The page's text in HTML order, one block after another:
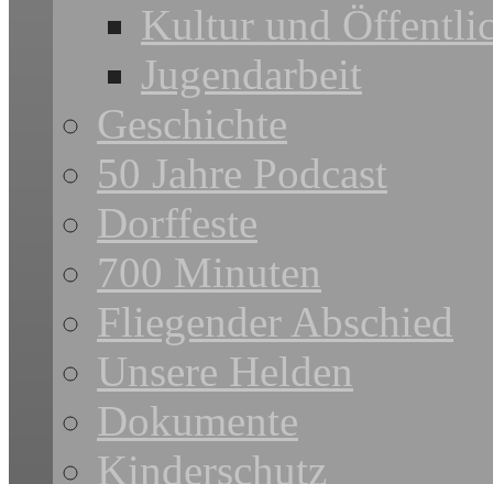
Kultur und
Jugendarbeit
Geschichte
50 Jahre Podcast
Dorffeste
700 Minuten
Fliegender Abschied
Unsere Helden
Dokumente
Kinderschutz